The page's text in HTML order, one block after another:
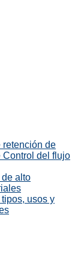
retención de
Control del flujo
alto
usos y